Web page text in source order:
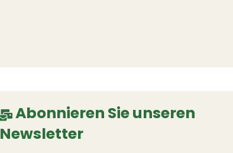
Abonnieren Sie unseren
Newsletter